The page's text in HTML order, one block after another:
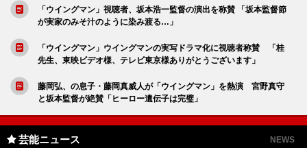
「ウイングマン」視聴者、坂本浩一監督の演出を称賛 「坂本監督節
が実家のみそ汁のように染み渡る…」
「ウイングマン」ウイングマンの実写ドラマ化に視聴者称賛 「桂
先生、東映ビデオ様、テレビ東京様ありがとうございます」
藤岡弘、の息子・藤岡真威人が「ウイングマン」を熱演 宮野真守
と坂本監督が絶賛「ヒーロー遺伝子は完璧」
芸能ニュース NEWS